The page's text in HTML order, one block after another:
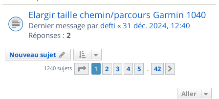
Elargir taille chemin/parcours Garmin 1040
Dernier message par defti « 31 déc. 2024, 12:40
Réponses : 2
Nouveau sujet
1240 sujets Page 1sur
1 2 3 4 5 … 42
Aller